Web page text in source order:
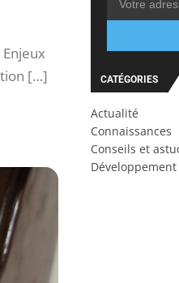
[…]
CATÉGORIES
Actualité
Connaissances
Conseils et